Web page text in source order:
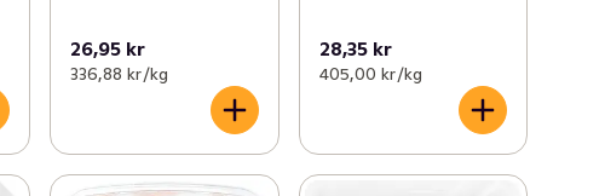
26,95 kr
336,88 kr /kg
28,35 kr
405,00 kr /kg